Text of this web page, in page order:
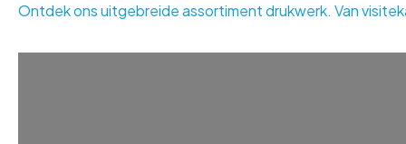
Ontdek ons uitgebreide assortiment drukwerk. Van